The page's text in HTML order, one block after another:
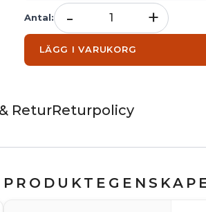
Antal: - +
LÄGG I VARUKORG
ReturReturpolicy